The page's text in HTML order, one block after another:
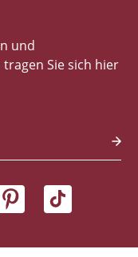
und
Sie sich hier